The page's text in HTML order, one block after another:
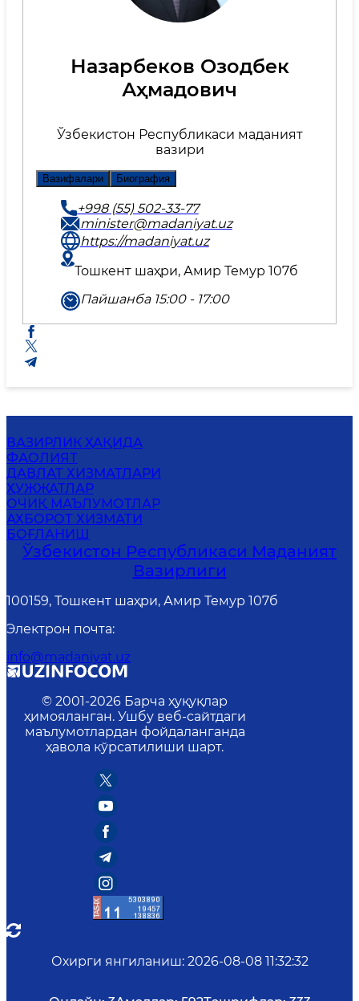
Назарбеков Озодбек
Аҳмадович
Ўзбекистон Республикаси маданият
вазири
Вазифалари Биография
+998 (55) 502-33-77
minister@madaniyat.uz
https://madaniyat.uz
Тошкент шаҳри, Амир Темур 107б
Пайшанба 15:00 - 17:00
ВАЗИРЛИК ҲАҚИДА
ФАОЛИЯТ
ДАВЛАТ ХИЗМАТЛАРИ
ҲУЖЖАТЛАР
ОЧИҚ МАЪЛУМОТЛАР
АХБОРОТ ХИЗМАТИ
БОҒЛАНИШ
Ўзбекистон Республикаси Маданият
Вазирлиги
100159, Тошкент шаҳри, Амир Темур 107б
Электрон почта:
info@madaniyat.uz
© 2001-2026 Барча ҳуқуқлар
ҳимояланган. Ушбу веб-сайтдаги
маълумотлардан фойдаланганда
ҳавола кўрсатилиши шарт.
Охирги янгиланиш: 2026-08-08 11:32:32